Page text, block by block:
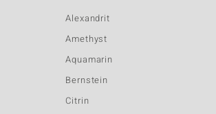
Alexandrit
Amethyst
Aquamarin
Bernstein
Citrin